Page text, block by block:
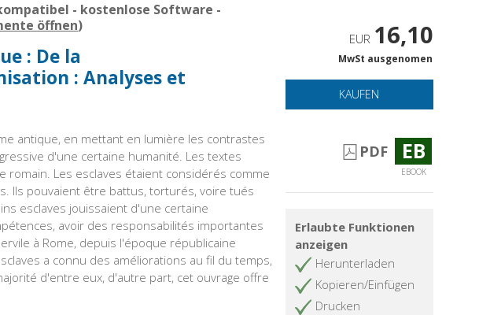
- kostenlose Software -
öffnen)
: De la
: Analyses et
antique, en mettant en lumière les contrastes
d'une certaine humanité. Les textes
romain. Les esclaves étaient considérés comme
Ils pouvaient être battus, torturés, voire tués
esclaves jouissaient d'une certaine
avoir des responsabilités importantes
à Rome, depuis l'époque républicaine
a connu des améliorations au fil du temps,
d'entre eux, d'autre part, cet ouvrage offre
EUR 16,10
MwSt ausgenomen
KAUFEN
PDF EB
EBOOK
Erlaubte Funktionen
anzeigen
Herunterladen
Kopieren/Einfügen
Drucken